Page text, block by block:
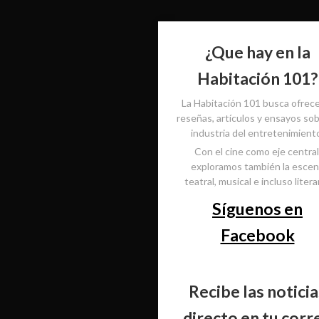
¿Que hay en la
Habitación 101?
La Habitación 101 busca
reseñas, artículos y ensayos
industria del
Con el cine como eje
exploramos también la
teatral, musical e incluso
Síguenos en
Facebook
Recibe las